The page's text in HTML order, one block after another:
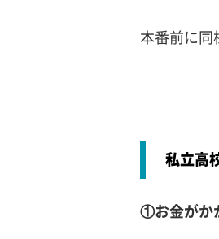
本番前に同
私立高
①お金がか